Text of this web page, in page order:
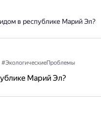
в республике Марий Эл?
#ЭкологическиеПроблемы
Марий Эл?